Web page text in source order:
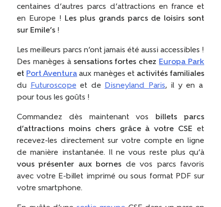
centaines d’autres parcs d’attractions en france et
en Europe ! Les plus grands parcs de loisirs sont
sur Emile’s !
Les meilleurs parcs n’ont jamais été aussi accessibles !
Des manèges à sensations fortes chez Europa Park
et Port Aventura aux manèges et activités familiales
du Futuroscope et de Disneyland Paris, il y en a
pour tous les goûts !
Commandez dès maintenant vos billets parcs
d’attractions moins chers grâce à votre CSE et
recevez-les directement sur votre compte en ligne
de manière instantanée. Il ne vous reste plus qu’à
vous présenter aux bornes de vos parcs favoris
avec votre E-billet imprimé ou sous format PDF sur
votre smartphone.